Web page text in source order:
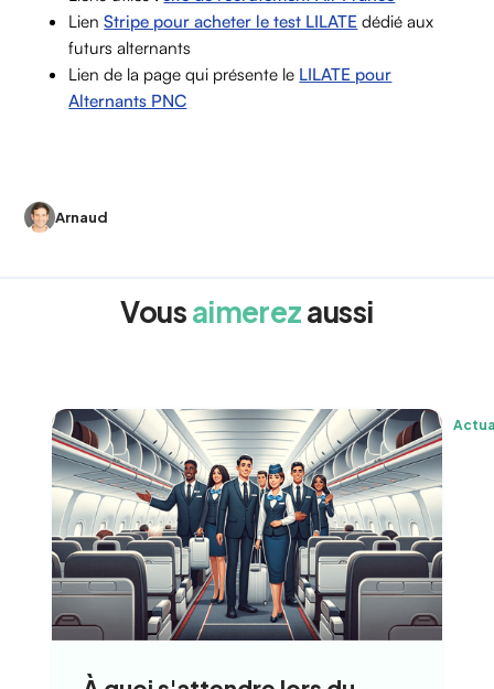
LienStripe pour acheter le test LILATE dédié aux
futurs alternants
Lien de la page qui présente le LILATE pour
Alternants PNC
Arnaud
Vousaimerezaussi